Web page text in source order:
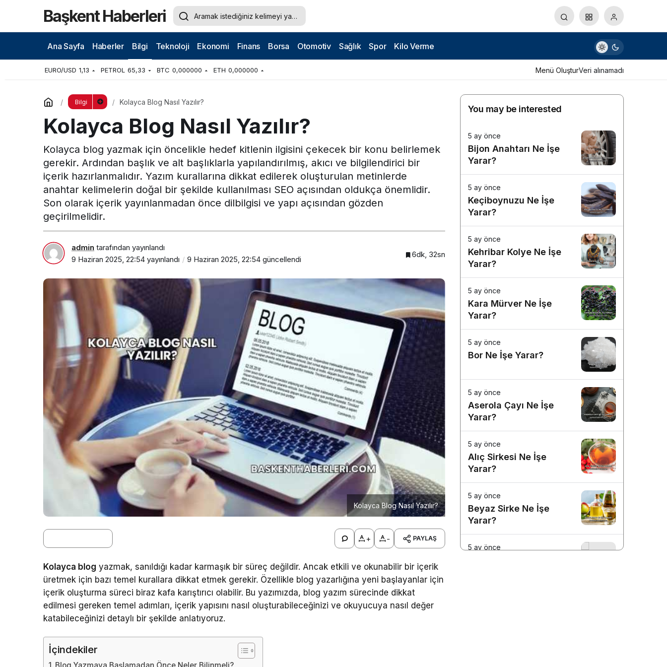
Başkent Haberleri
Ana Sayfa Haberler Bilgi Teknoloji Ekonomi Finans Borsa Otomotiv Sağlık Spor Kilo Verme
EURO/USD 1,13 PETROL 65,33 BTC 0,000000 ETH 0,000000 Menü OluşturVeri alınamadı
Bilgi Kolayca Blog Nasıl Yazılır?
Kolayca Blog Nasıl Yazılır?
Kolayca blog yazmak için öncelikle hedef kitlenin ilgisini çekecek bir konu belirlemek
gerekir. Ardından başlık ve alt başlıklarla yapılandırılmış, akıcı ve bilgilendirici bir
içerik hazırlanmalıdır. Yazım kurallarına dikkat edilerek oluşturulan metinlerde
anahtar kelimelerin doğal bir şekilde kullanılması SEO açısından oldukça önemlidir.
Son olarak içerik yayınlanmadan önce dilbilgisi ve yapı açısından gözden
geçirilmelidir.
admin tarafından yayınlandı
9 Haziran 2025, 22:54 yayınlandı 9 Haziran 2025, 22:54 güncellendi 6dk, 32sn
Kolayca Blog Nasıl Yazılır?
+ - PAYLAŞ
Kolayca blog yazmak, sanıldığı kadar karmaşık bir süreç değildir. Ancak etkili ve okunabilir bir içerik
üretmek için bazı temel kurallara dikkat etmek gerekir. Özellikle blog yazarlığına yeni başlayanlar için
içerik oluşturma süreci biraz kafa karıştırıcı olabilir. Bu yazımızda, blog yazım sürecinde dikkat
edilmesi gereken temel adımları, içerik yapısını nasıl oluşturabileceğinizi ve okuyucuya nasıl değer
katabileceğinizi detaylı bir şekilde anlatıyoruz.
İçindekiler
You may be interested
5 ay önce
Bijon Anahtarı Ne İşe
Yarar?
5 ay önce
Keçiboynuzu Ne İşe
Yarar?
5 ay önce
Kehribar Kolye Ne İşe
Yarar?
5 ay önce
Kara Mürver Ne İşe
Yarar?
5 ay önce
Bor Ne İşe Yarar?
5 ay önce
Aserola Çayı Ne İşe
Yarar?
5 ay önce
Alıç Sirkesi Ne İşe
Yarar?
5 ay önce
Beyaz Sirke Ne İşe
Yarar?
5 ay önce